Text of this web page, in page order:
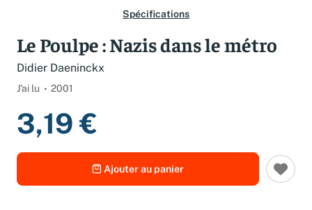
Le Poulpe : Nazis dans le métro
3,19 €
Ajouter au panier